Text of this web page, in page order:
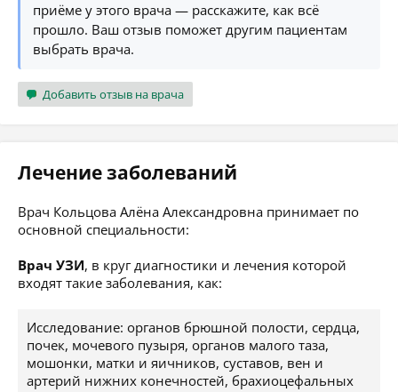
приёме у этого врача — расскажите, как всё
прошло. Ваш отзыв поможет другим пациентам
выбрать врача.
Добавить отзыв на врача
Лечение заболеваний
Врач Кольцова Алёна Александровна принимает по
основной специальности:
Врач УЗИ, в круг диагностики и лечения которой
входят такие заболевания, как:
Исследование: органов брюшной полости, сердца,
почек, мочевого пузыря, органов малого таза,
мошонки, матки и яичников, суставов, вен и
артерий нижних конечностей, брахиоцефальных